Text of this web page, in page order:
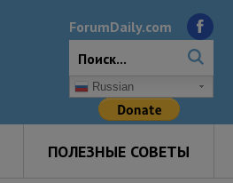
ForumDaily.com
Russian
ПОЛЕЗНЫЕ СОВЕТЫ